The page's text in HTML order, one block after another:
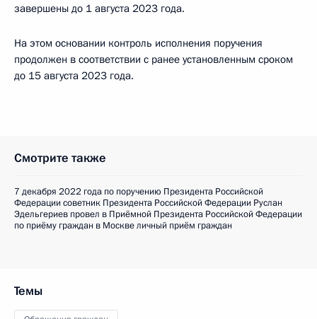
завершены до 1 августа 2023 года.
На этом основании контроль исполнения поручения
продолжен в соответствии с ранее установленным сроком
до 15 августа 2023 года.
Смотрите также
7 декабря 2022 года по поручению Президента Российской
Федерации советник Президента Российской Федерации Руслан
Эдельгериев провел в Приёмной Президента Российской Федерации
по приёму граждан в Москве личный приём граждан
Темы